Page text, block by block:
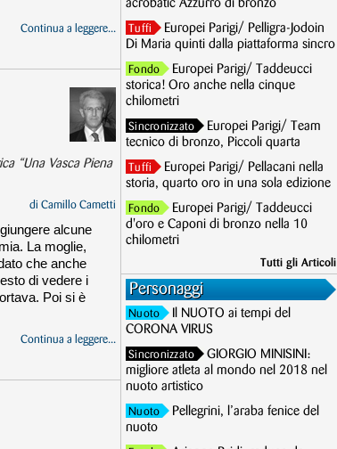
Continua a leggere...
“Una Vasca Piena
di Camillo Cametti
alcune
La moglie,
che anche
di vedere i
Poi si è
Continua a leggere...
acrobatic Azzurro di bronzo
Tuffi
Europei Parigi/ Pelligra-Jodoin
Di Maria quinti dalla piattaforma sincro
Fondo
Europei Parigi/ Taddeucci
storica! Oro anche nella cinque
chilometri
Sincronizzato
Europei Parigi/ Team
tecnico di bronzo, Piccoli quarta
Tuffi
Europei Parigi/ Pellacani nella
storia, quarto oro in una sola edizione
Fondo
Europei Parigi/ Taddeucci
d'oro e Caponi di bronzo nella 10
chilometri
Tutti gli Articoli
Personaggi
Nuoto
Il NUOTO ai tempi del
CORONA VIRUS
Sincronizzato
GIORGIO MINISINI:
migliore atleta al mondo nel 2018 nel
nuoto artistico
Nuoto
Pellegrini, l’araba fenice del
nuoto